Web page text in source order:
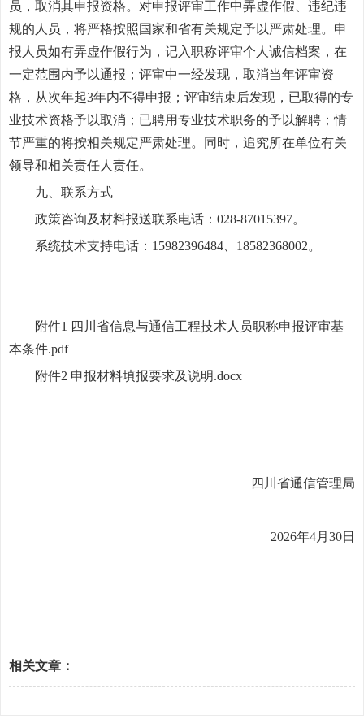
员，取消其申报资格。对申报评审工作中弄虚作假、违纪违
规的人员，将严格按照国家和省有关规定予以严肃处理。申
报人员如有弄虚作假行为，记入职称评审个人诚信档案，在
一定范围内予以通报；评审中一经发现，取消当年评审资
格，从次年起3年内不得申报；评审结束后发现，已取得的专
业技术资格予以取消；已聘用专业技术职务的予以解聘；情
节严重的将按相关规定严肃处理。同时，追究所在单位有关
领导和相关责任人责任。
九、联系方式
政策咨询及材料报送联系电话：028-87015397。
系统技术支持电话：15982396484、18582368002。
附件1 四川省信息与通信工程技术人员职称申报评审基
本条件.pdf
附件2 申报材料填报要求及说明.docx
四川省通信管理局
2026年4月30日
相关文章：